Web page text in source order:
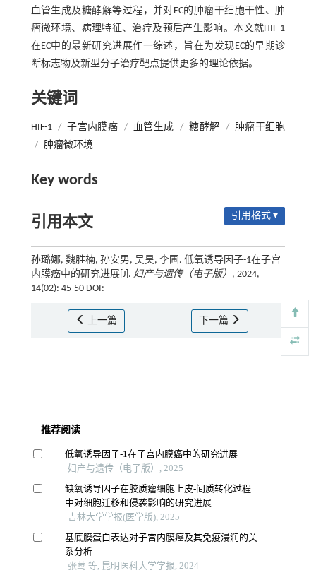
血管生成及糖酵解等过程，并对EC的肿瘤干细胞干性、肿
瘤微环境、病理特征、治疗及预后产生影响。本文就HIF-1
在EC中的最新研究进展作一综述，旨在为发现EC的早期诊
断标志物及新型分子治疗靶点提供更多的理论依据。
关键词
HIF-1 / 子宫内膜癌 / 血管生成 / 糖酵解 / 肿瘤干细胞
/ 肿瘤微环境
Key words
引用本文 引用格式 ▾
孙璐娜, 魏胜楠, 孙安男, 吴昊, 李圃. 低氧诱导因子-1在子宫
内膜癌中的研究进展[J]. 妇产与遗传（电子版） , 2024,
14(02): 45-50 DOI:
上一篇 下一篇